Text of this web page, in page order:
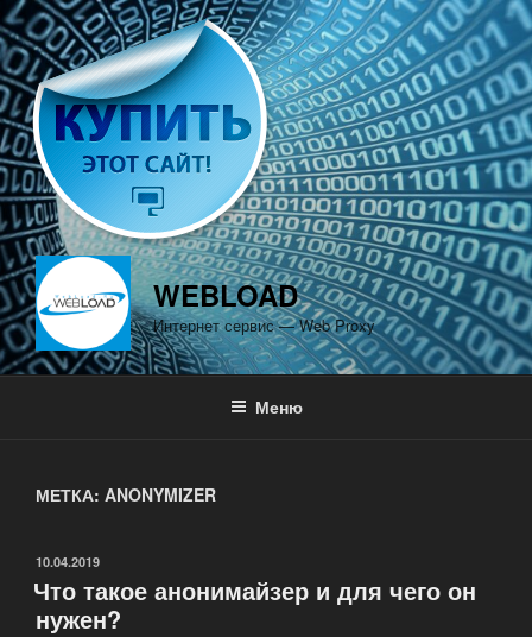
Перейти
к
содержимому
WEBLOAD
Интернет сервис — Web Proxy
Меню
МЕТКА: ANONYMIZER
ОПУБЛИКОВАНО
10.04.2019
Что такое анонимайзер и для чего он
нужен?